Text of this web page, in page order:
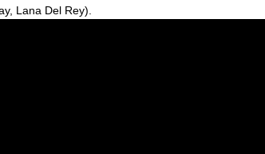
Lana Del Rey).